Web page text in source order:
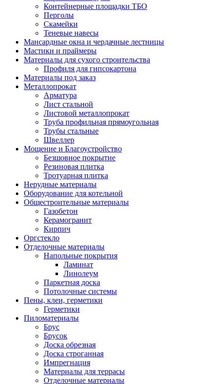
Контейнерные площадки ТБО
Перголы
Скамейки
Теневые навесы
Мансардные окна и чердачные лестницы
Мастики и праймеры
Материалы для сухого строительства
Профиля для гипсокартона
Материалы под заказ
Металлопрокат
Арматура
Лист стальной
Листовой металлопрокат
Труба профильная прямоугольная
Трубы стальные
Швеллер
Мощение и Благоустройство
Безшовное покрытие
Резиновая плитка
Тротуарная плитка
Нерудные материалы
Оборудование для котельной
Общестроительные материалы
Газобетон
Керамогранит
Кирпич
Оргстекло
Отделочные материалы
Напольные покрытия
Ламинат
Линолеум
Паркетная доска
Потолочные системы
Пены, клеи, герметики
Герметики
Пиломатериалы
Брус
Брусок
Доска обрезная
Доска строганная
Импрегнация
Материалы для террасы
Отделочные материалы